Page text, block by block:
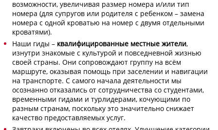
возможности, увеличивая размер номера и/или тип
номера (для супругов или родителя с ребенком – замена
номера с одной кроватью на номер с двумя отдельными
кроватями).
Наши гиды – квалифицированные местные жители,
изнутри знакомые с культурой и повседневной жизнью
своей страны. Они сопровождают группу на всём
маршруте, оказывая помощь при заселении и навигации
на транспорте. С самого начала деятельности мы
осознанно отказались от сотрудничества со студентами,
временными гидами и турлидерами, кочующими по
разным странам, поскольку это значительно снижает
качество предоставляемых услуг.